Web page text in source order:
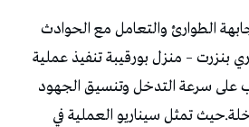
الطوارئ والتعامل مع الحوادث
بنزرت – منزل بورقيبة تنفيذ عملية
على سرعة التدخل وتنسيق الجهود
تمثل سيناريو العملية في